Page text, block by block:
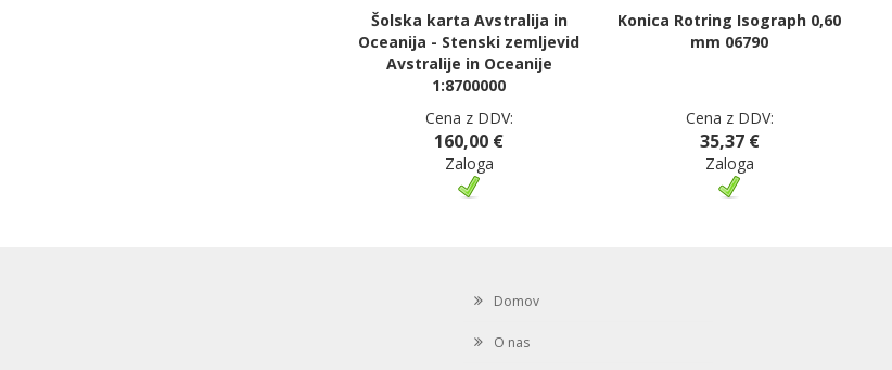
Šolska karta Avstralija in
Oceanija - Stenski zemljevid
Avstralije in Oceanije
1:8700000
Cena z DDV:
160,00 €
Zaloga
Konica Rotring Isograph 0,60
mm 06790
Cena z DDV:
35,37 €
Zaloga
Domov
O nas